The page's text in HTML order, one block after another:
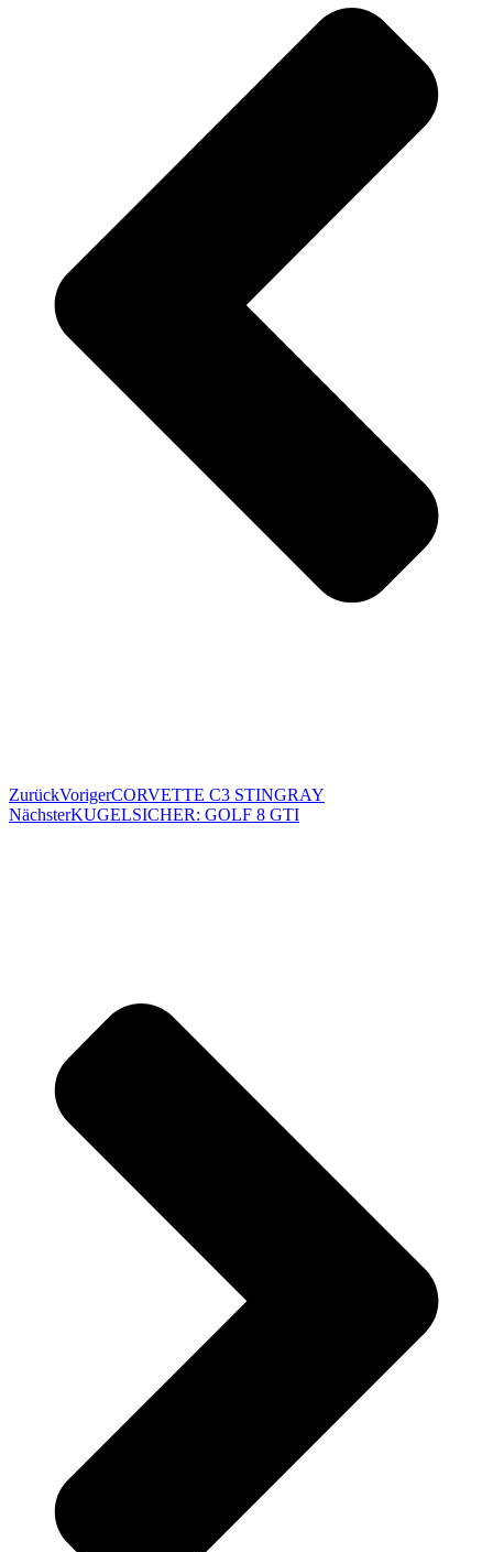
ZurückVorigerCORVETTE C3 STINGRAY
NächsterKUGELSICHER: GOLF 8 GTI